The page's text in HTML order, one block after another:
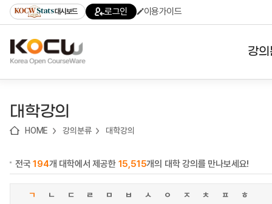
기
기
기
content)
가
대시보드 로그인 이용가이드
강
대학강의
HOME 강의분류 대학강의
전국194개 대학에서 제공한 15,515개의 대학 강의를 만나보세요!
ㄱ ㄴ ㄷ ㄹ ㅁ ㅂ ㅅ ㅇ ㅈ ㅊ ㅍ ㅎ